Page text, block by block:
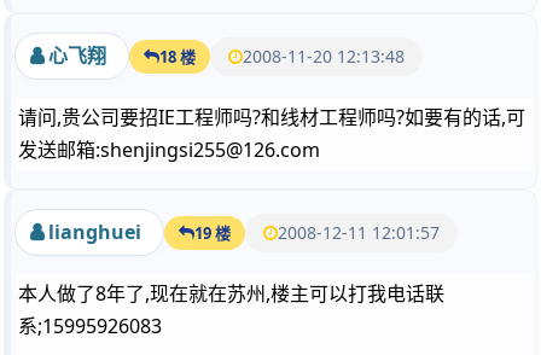
心飞翔 18 楼 2008-11-20 12:13:48
请问,贵公司要招IE工程师吗?和线材工程师吗?如要有的话,可
发送邮箱:shenjingsi255@126.com
lianghuei 19 楼 2008-12-11 12:01:57
本人做了8年了,现在就在苏州,楼主可以打我电话联
系;15995926083